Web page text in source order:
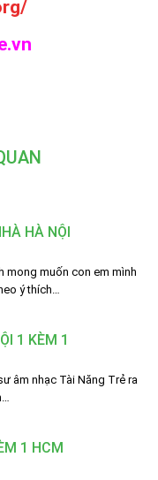
HÀ NỘI
mong muốn con em mình
ý thích…
1 KÈM 1
âm nhạc Tài Năng Trẻ ra
1 HCM